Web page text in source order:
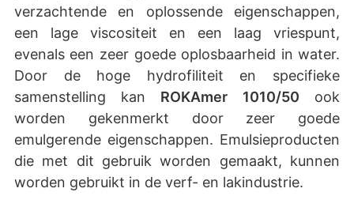
verzachtende en oplossende eigenschappen,
een lage viscositeit en een laag vriespunt,
evenals een zeer goede oplosbaarheid in water.
Door de hoge hydrofiliteit en specifieke
samenstelling kan ROKAmer 1010/50 ook
worden gekenmerkt door zeer goede
emulgerende eigenschappen. Emulsieproducten
die met dit gebruik worden gemaakt, kunnen
worden gebruikt in de verf- en lakindustrie.